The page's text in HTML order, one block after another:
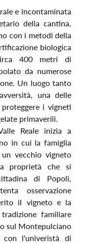
e incontaminata
della cantina,
con i metodi della
biologica
400 metri di
da numerose
Un luogo tanto
una delle
i vigneti
primaverili.
Reale inizia a
in cui la famiglia
vecchio vigneto
proprietà che si
di Popoli,
osservazione
il vigneto e la
familiare
sul Montepulciano
con l'univeristà di